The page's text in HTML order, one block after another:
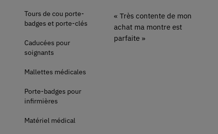
Tours de cou porte-
badges et porte-clés
Caducées pour
soignants
Mallettes médicales
Porte-badges pour
infirmières
Matériel médical
« Très contente de mon
achat ma montre est
parfaite »